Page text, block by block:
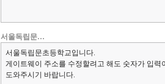
서울독립문…
서울독립문초등학교입니다.
게이트웨이 주소를 수정할려고 해도 숫자가 입력
도와주시기 바랍니다.